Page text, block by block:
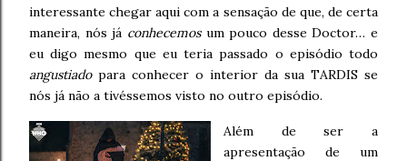
interessante chegar aqui com a sensação de que, de certa
maneira, nós já conhecemosum pouco desse Doctor… e
eu digo mesmo que eu teria passado o episódio todo
angustiadopara conhecer o interior da sua TARDIS se
nós já não a tivéssemos visto no outro episódio.
Além de ser a
apresentação de um